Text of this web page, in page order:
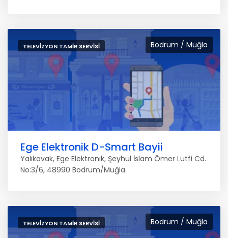
Bodrum / Muğla
TELEVIZYON TAMIR SERVISI
Ege Elektronik D-Smart Bayii
Yalıkavak, Ege Elektronik, Şeyhül İslam Ömer Lütfi Cd.
No:3/6, 48990 Bodrum/Muğla
Bodrum / Muğla
TELEVIZYON TAMIR SERVISI